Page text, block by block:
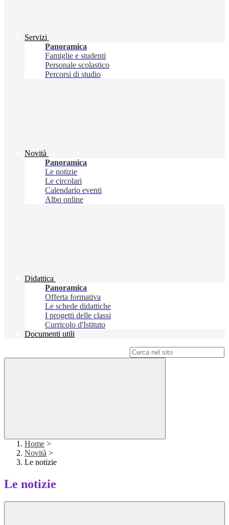
Servizi
Panoramica
Famiglie e studenti
Personale scolastico
Percorsi di studio
Novità
Panoramica
Le notizie
Le circolari
Calendario eventi
Albo online
Didattica
Panoramica
Offerta formativa
Le schede didattiche
I progetti delle classi
Curricolo d'Istituto
Documenti utili
Home >
Novità >
Le notizie
Le notizie